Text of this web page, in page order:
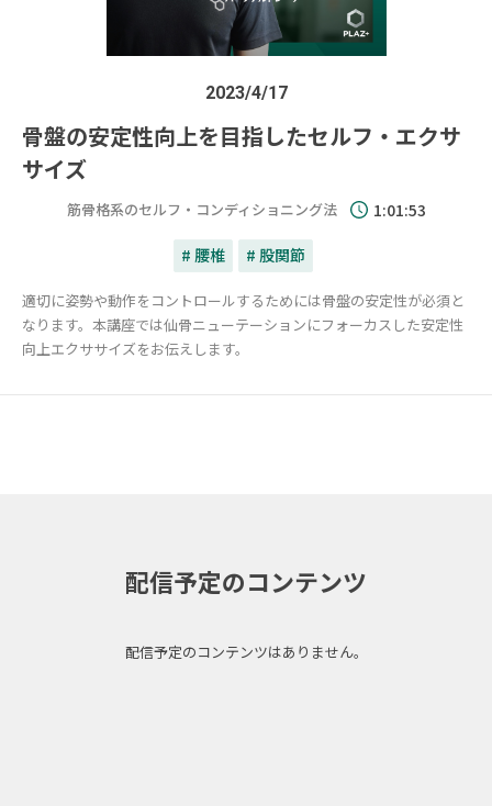
2023/4/17
骨盤の安定性向上を目指したセルフ・エクサ
サイズ
筋骨格系のセルフ・コンディショニング法 1:01:53
# 腰椎 # 股関節
適切に姿勢や動作をコントロールするためには骨盤の安定性が必須と
なります。本講座では仙骨ニューテーションにフォーカスした安定性
向上エクササイズをお伝えします。
配信予定のコンテンツ
配信予定のコンテンツはありません。